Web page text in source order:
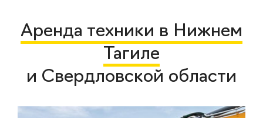
Аренда техники в Нижнем
Тагиле
и Свердловской области